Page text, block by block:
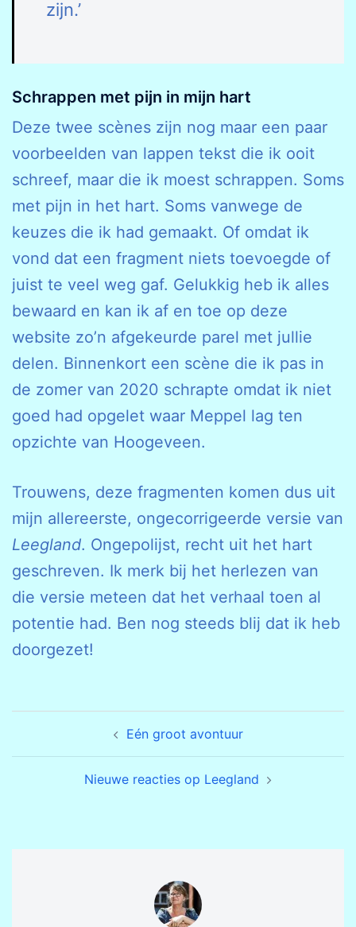
zijn.’
Schrappen met pijn in mijn hart
Deze twee scènes zijn nog maar een paar
voorbeelden van lappen tekst die ik ooit
schreef, maar die ik moest schrappen. Soms
met pijn in het hart. Soms vanwege de
keuzes die ik had gemaakt. Of omdat ik
vond dat een fragment niets toevoegde of
juist te veel weg gaf. Gelukkig heb ik alles
bewaard en kan ik af en toe op deze
website zo’n afgekeurde parel met jullie
delen. Binnenkort een scène die ik pas in
de zomer van 2020 schrapte omdat ik niet
goed had opgelet waar Meppel lag ten
opzichte van Hoogeveen.
Trouwens, deze fragmenten komen dus uit
mijn allereerste, ongecorrigeerde versie van
Leegland. Ongepolijst, recht uit het hart
geschreven. Ik merk bij het herlezen van
die versie meteen dat het verhaal toen al
potentie had. Ben nog steeds blij dat ik heb
doorgezet!
Eén groot avontuur
Nieuwe reacties op Leegland